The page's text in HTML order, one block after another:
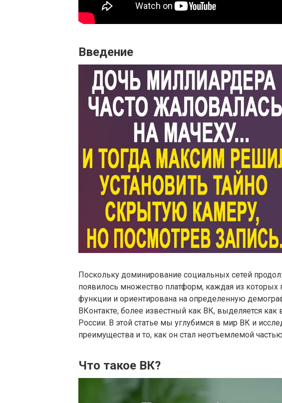
Введение
Поскольку доминирование социальных сетей
появилось множество платформ, каждая из которых
функции и ориентирована на определенную
ВКонтакте, более известный как ВК, выделяется как
России. В этой статье мы углубимся в мир ВК и
преимущества и то, как он стал неотъемлемой
Что такое ВК?